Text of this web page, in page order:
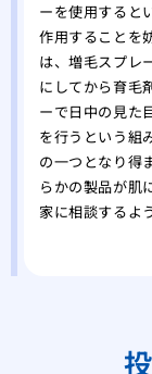
ーを使用すると
作用することを
は、増毛スプレ
にしてから育毛
ーで日中の見た
を行うという組
の一つとなり得
らかの製品が肌
家に相談するよ